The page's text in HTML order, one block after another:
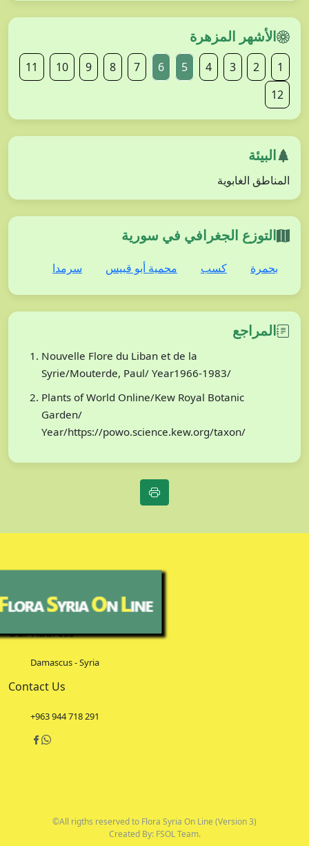
الأشهر المزهرة
1
2
3
4
5
6
7
8
9
10
11
12
البيئة
المناطق الغابوية
التوزع الجغرافي في سورية
بحمرة كسب محمية أبو قبيس سرمدا
المراجع
Nouvelle Flore du Liban et de la
Syrie/Mouterde, Paul/ Year1966-1983/
Plants of World Online/Kew Royal Botanic
Garden/
Year/https://powo.science.kew.org/taxon/
Our Address
Damascus - Syria
Contact Us
+963 944 718 291
©All rigths reserved to Flora Syria On Line (Version 3)
Created By: FSOL Team.